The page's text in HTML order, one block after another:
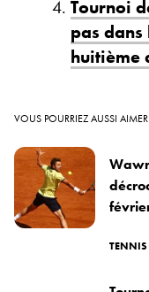
Tournoi
pas dans
huitième
VOUS POURRIEZ AUSSI AIMER